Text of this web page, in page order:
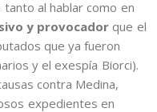
al hablar como en
y provocador que el
que ya fueron
y el exespía Biorci).
contra Medina,
expedientes en